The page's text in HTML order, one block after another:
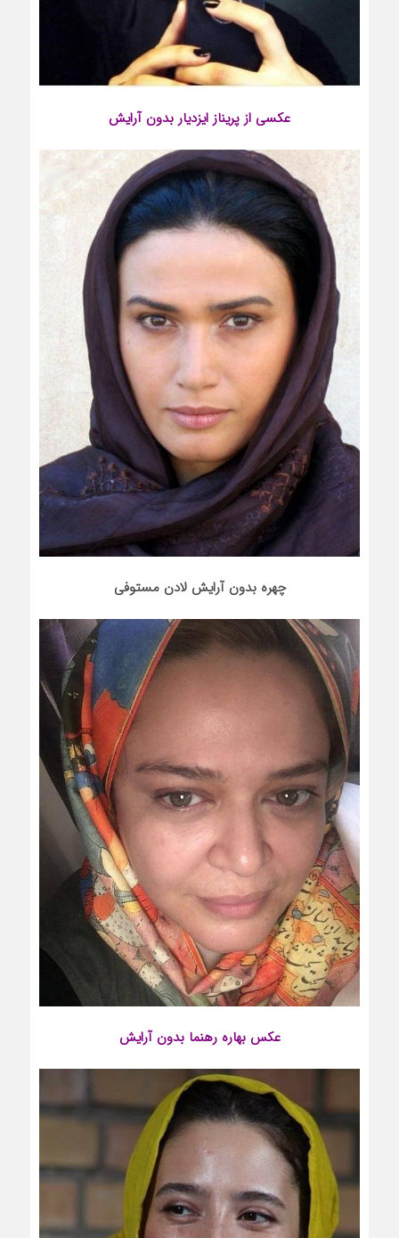
عکسی از پریناز ایزدیار بدون آرایش
چهره بدون آرایش لادن مستوفی
عکسبهاره رهنما بدون آرایش